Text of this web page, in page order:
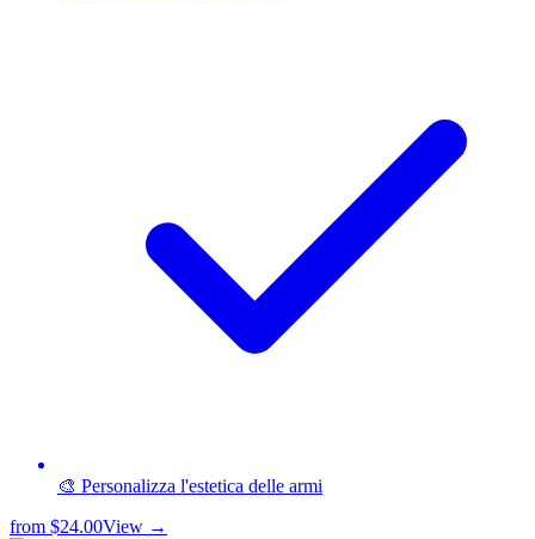
🎨 Personalizza l'estetica delle armi
from $24.00View →